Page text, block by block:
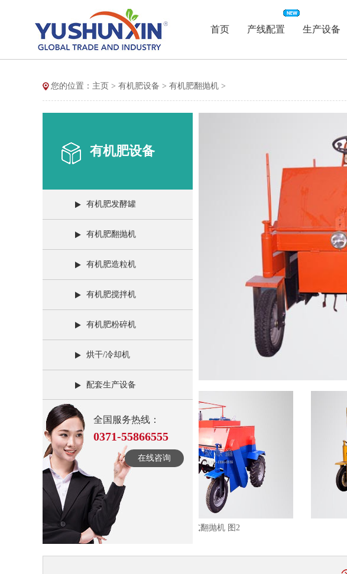
首页 产线配置 生产设备
您的位置： 主页 > 有机肥设备 > 有机肥翻抛机 >
有机肥设备
有机肥发酵罐
有机肥翻抛机
有机肥造粒机
有机肥搅拌机
有机肥粉碎机
烘干/冷却机
配套生产设备
全国服务热线：
0371-55866555
在线咨询
行走式翻抛机 图2